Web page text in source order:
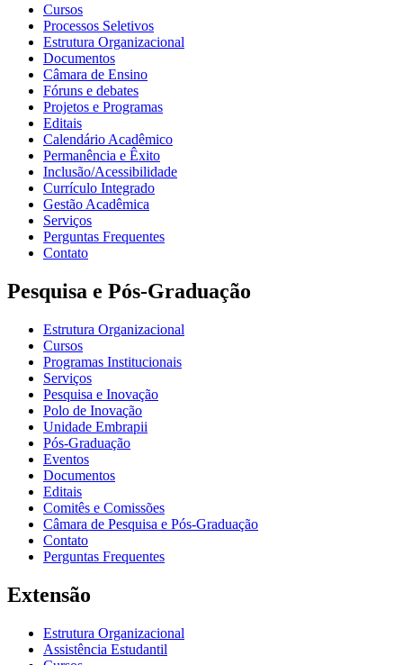
Cursos
Processos Seletivos
Estrutura Organizacional
Documentos
Câmara de Ensino
Fóruns e debates
Projetos e Programas
Editais
Calendário Acadêmico
Permanência e Êxito
Inclusão/Acessibilidade
Currículo Integrado
Gestão Acadêmica
Serviços
Perguntas Frequentes
Contato
Pesquisa e Pós-Graduação
Estrutura Organizacional
Cursos
Programas Institucionais
Serviços
Pesquisa e Inovação
Polo de Inovação
Unidade Embrapii
Pós-Graduação
Eventos
Documentos
Editais
Comitês e Comissões
Câmara de Pesquisa e Pós-Graduação
Contato
Perguntas Frequentes
Extensão
Estrutura Organizacional
Assistência Estudantil